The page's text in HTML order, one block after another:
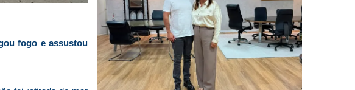
fogo e assustou